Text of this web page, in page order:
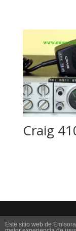
Craig
Este sitio web de